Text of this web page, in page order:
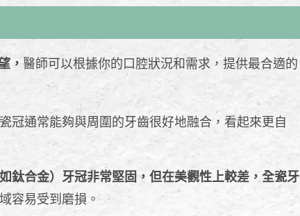
，醫師可以根據你的口腔狀況和需求，提供最合適的
冠通常能夠與周圍的牙齒很好地融合，看起來更自
鈦合金）牙冠非常堅固，但在美觀性上較差，全瓷牙
容易受到磨損。